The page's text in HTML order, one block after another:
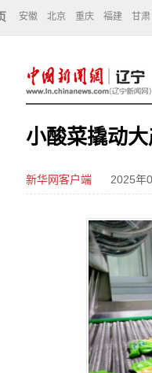
安徽 北京 重庆 福建 甘肃
小酸菜撬动
新华网客户端 2025年